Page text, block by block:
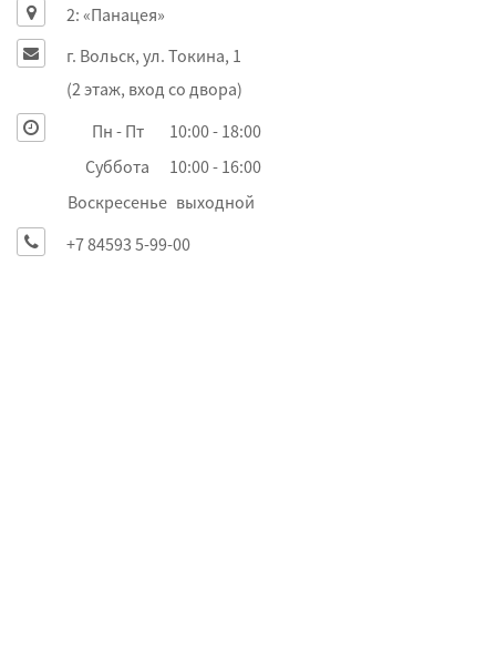
2: «Панацея»
г. Вольск, ул. Токина, 1
(2 этаж, вход со двора)
Пн - Пт
10:00 - 18:00
Суббота
10:00 - 16:00
Воскресенье выходной
+7 84593 5-99-00